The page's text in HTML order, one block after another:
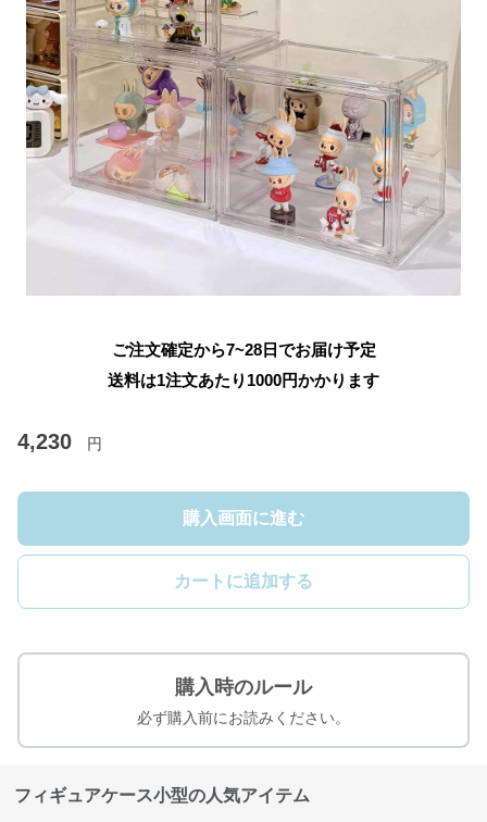
ご注文確定から7~28日でお届け予定
送料は1注文あたり 1000円かかります
4,230 円
購入画面に進む
カートに追加する
購入時のルール
必ず購入前にお読みください。
フィギュアケース小型の人気アイテム